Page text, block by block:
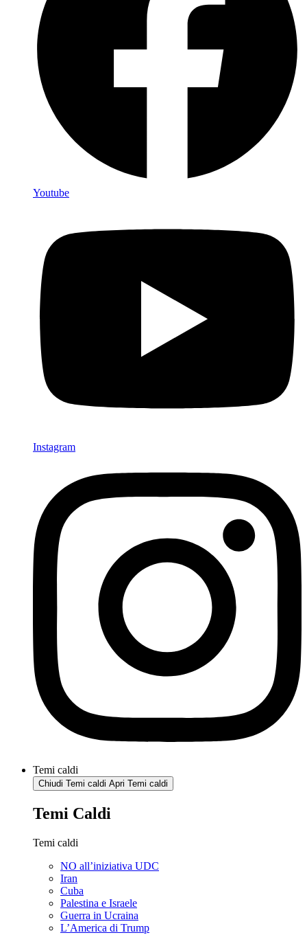
Youtube
Instagram
Temi caldi
Chiudi Temi caldi Apri Temi caldi
Temi Caldi
Temi caldi
NO all’iniziativa UDC
Iran
Cuba
Palestina e Israele
Guerra in Ucraina
L’America di Trump